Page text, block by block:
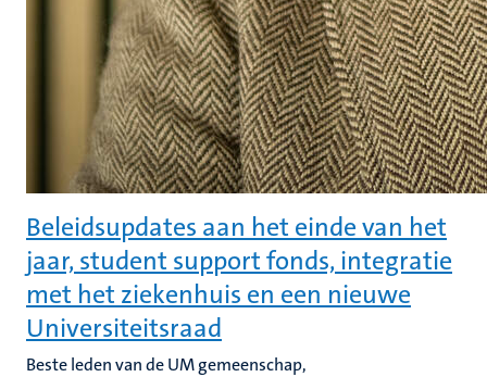
Beleidsupdates aan het einde van het
jaar, student support fonds, integratie
met het ziekenhuis en een nieuwe
Universiteitsraad
Beste leden van de UM gemeenschap,